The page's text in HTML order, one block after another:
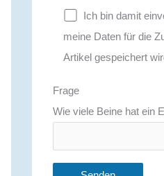
Ich bin damit
meine Daten für die
Artikel gespeichert
Frage
Wie viele Beine hat ein